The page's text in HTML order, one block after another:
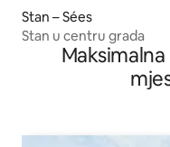
Stan – Sées
Stan u centru grada